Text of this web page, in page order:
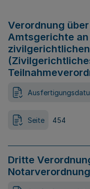
Verordnung
Amtsgerichte an
Seite 454
Dritte